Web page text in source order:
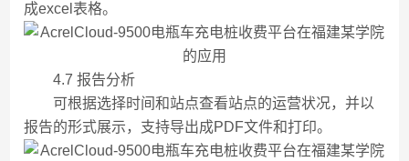
成excel表格。
4.7 报告分析
可根据选择时间和站点查看站点的运营状况，并以
报告的形式展示，支持导出成PDF文件和打印。